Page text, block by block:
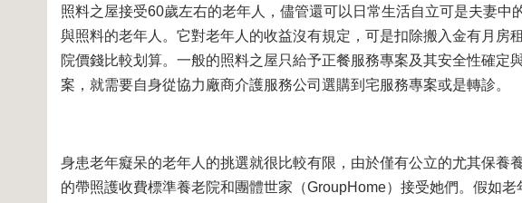
照料之屋接受60歲左右的老年人，儘管還可以日常生活自立可是夫妻
與照料的老年人。它對老年人的收益沒有規定，可是扣除搬入金有月
院價錢比較划算。一般的照料之屋只給予正餐服務專案及其安全性確
案，就需要自身從協力廠商介護服務公司選購到宅服務專案或是轉診。
身患老年癡呆的老年人的挑選就很比較有限，由於僅有公立的尤其保
的帶照護收費標準養老院和團體世家（GroupHome）接受她們。假如